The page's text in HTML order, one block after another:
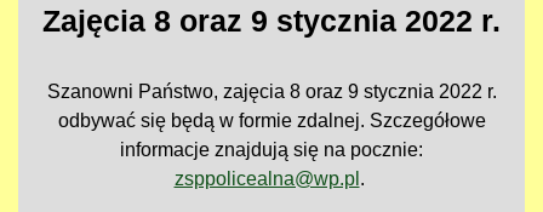
Zajęcia 8 oraz 9 stycznia 2022 r.
Szanowni Państwo, zajęcia 8 oraz 9 stycznia 2022 r.
odbywać się będą w formie zdalnej. Szczegółowe
informacje znajdują się na pocznie:
zsppolicealna@wp.pl .